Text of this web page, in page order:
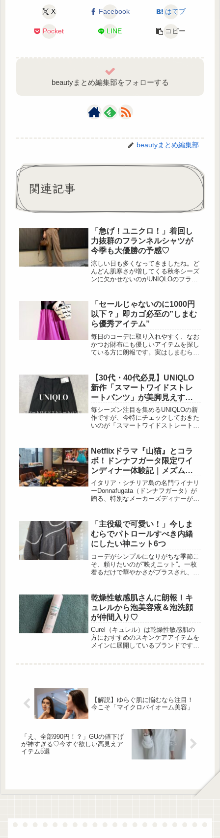
X Facebook はてブ
Pocket LINE コピー
beautyまとめ編集部をフォローする
beautyまとめ編集部
関連記事
「急げ！ユニクロ！」着回し
力抜群のフランネルシャツが
今季も大優勝の予感♡
涼しい日も多くなってきましたね。ど
んどん肌寒さが増してくる秋冬シーズ
ンに欠かせないのがUNIQLOのフラン
くあたたかいのが特徴です。男女兼用
で楽しめるデザインや、シーンを問わ
ず使える万能さが揃っているのも魅
力。そこで今回は、無地やチェック柄
のシャツをご紹介します。秋冬のワー
ドローブに加えたくなる一枚がきっと
見つかりますよ。シンプルで着回し自
在な定番シャツ 出典:kanaripo2...
「セールじゃないのに1000円
以下？」即カゴ必至の‟しまむ
ら優秀アイテム”
毎日のコーデに取り入れやすく、なお
かつお財布にも優しいアイテムを探し
ている方に朗報です。実はしまむらで
っているんです！ベーシックで着回し
やすいものから、今っぽさをプラスで
きるデザインまで、大人女子にうれし
いラインナップが充実。今回はその中
でも特におすすめのアイテムを厳選し
てご紹介します♡たくさん着回しでき
るベストが500円台！ 出典:n.aosan ...
【30代・40代必見】UNIQLO
新作「スマートワイドストレ
ートパンツ」が美脚見えすぎ
る
毎シーズン注目を集めるUNIQLOの新
作ですが、今特にチェックしておきた
いのが「スマートワイドストレートパ
らスタイルアップ見えが叶うのも嬉し
いポイン […]
Netflixドラマ『山猫』とコラ
ボ！ドンナフガータ限定ワイ
ンディナー体験記｜メズム東
京
イタリア・シチリア島の名門ワイナリ
ーDonnafugata（ドンナフガータ）が
贈る、特別なメーカーズディナーが開
限定ワイン「Mille e Una Notte
2021」。そのほか、珠玉の5本が揃
い、和のエッセンスを取り入れたスペ
シャルコースとのペアリングが実現。
お料理とともにワインをご紹介しま
す。美食とワインの饗宴が繰り広げら
れた一夜。舞台は東京・竹芝、ラグジ
ュアリーホテル「...
「主役級で可愛い！」今しま
むらでパトロールすべき内緒
にしたい神ニット6つ
コーデがシンプルになりがちな季節こ
そ、頼りたいのが“映えニット”。一枚
着るだけで華やかさがプラスされ、い
が、プチプラとは思えないデザイン性
を誇る、しまむらのニットアイテム。
今回は、30代・40代の方が取り入れや
すく、なおかつ写真映えも叶う“しま
むらの映えニット”を厳選してご紹
介！普段使いからお出かけまで活躍す
る、頼れる一枚がきっと見つかります
♪ニュアンスが可愛い♡アートのよう
乾燥性敏感肌さんに朗報！キ
ュレルから泡美容液＆泡洗顔
が仲間入り♡
Curel（キュレル）は乾燥性敏感肌の
方におすすめのスキンケアアイテムを
メインに展開しているブランドです。
イプの美容液です。独自開発の「高級
着セラミドケア技術」が採用されてお
【解説】ゆらぐ肌に悩むなら注目！
今こそ「マイクロバイオーム美容」
「え、全部990円！？」GUの値下げ
が神すぎる♡今すぐ欲しい高見えア
イテム5選